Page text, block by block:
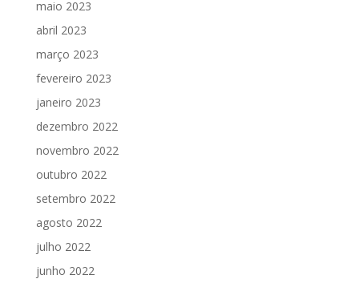
maio 2023
abril 2023
março 2023
fevereiro 2023
janeiro 2023
dezembro 2022
novembro 2022
outubro 2022
setembro 2022
agosto 2022
julho 2022
junho 2022